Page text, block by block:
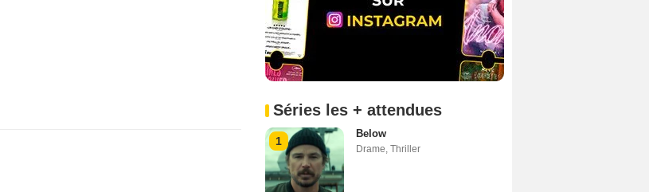
Séries les + attendues
1
Below
Drame Thriller